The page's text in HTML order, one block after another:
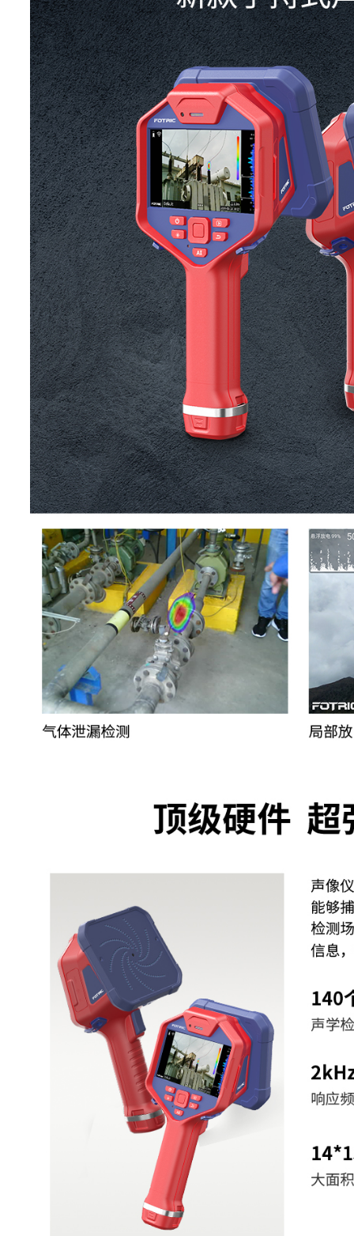
麦克风通道
140个MEMS数字麦克风
声像图视场角
(FOV)
66°*52°
10kHz:6~120dB SPL
15kHz:-10~120dB SPL
20kHz:-7~120dB SPL
25kHz:-22~120dB SPL
30kHz:-5~120dB SPL
35kHz:7~120dB SPL
测量声压范围
40kHz:5~120dB SPL
45kHz:-2~120dB SPL
50kHz:-9~120dB SPL
55kHz:-2~120dB SPL
60kHz:3~120dB SPL
65kHz:1~120dB SPL
70kHz:8~120dB SPL
75kHz:7~120dB SPL
声音采样率
200kHz
声学刷新率
25Hz
工作距离
0.3~200m
测量分析
定位频率范围
2~100kHz
频率范围选择
支持预先配置不同场景下的频
后从中选择合适的频率范
支持手动调整频段范围
测量点
测量框
交流频率(50/60Hz)
AnalyzIR专业声像分析软
泄漏评估
自动识别泄漏点，自动评估泄
局放诊断
自动诊断沿面放电、悬浮放电
图像显示
5时，1280*720像素，采用大猩
板的IPS LCD触摸显示
单声源，多声源，全息
支持3种调色板：
红蓝(Red-Blue)、铁红(Iron)、
显示为黑白灰度的可见光